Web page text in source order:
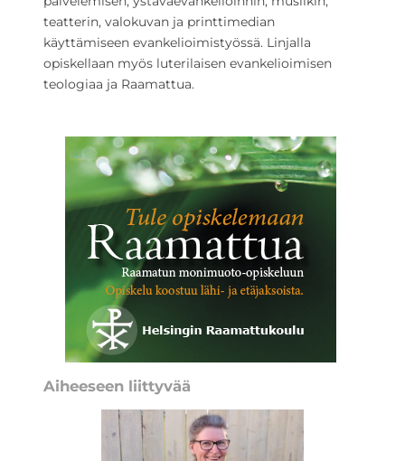
teatterin, valokuvan ja printtimedian
käyttämiseen evankelioimistyössä. Linjalla
opiskellaan myös luterilaisen evankelioimisen
teologiaa ja Raamattua.
Aiheeseen liittyvää